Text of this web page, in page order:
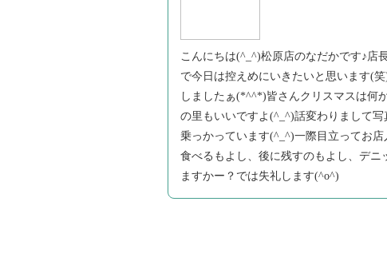
こんにちは(^_^)松原店のなだかです♪店
で今日は控えめにいきたいと思います(
しましたぁ(*^^*)皆さんクリスマスは何
の里もいいですよ(^_^)話変わりまして
乗っかっています(^_^)一際目立ってお
食べるもよし、後に残すのもよし、デ
ますかー？では失礼します(^o^)